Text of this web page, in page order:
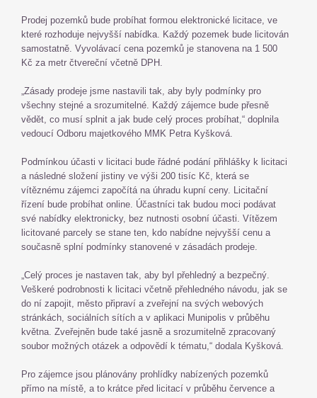
Prodej pozemků bude probíhat formou elektronické licitace, ve
které rozhoduje nejvyšší nabídka. Každý pozemek bude licitován
samostatně. Vyvolávací cena pozemků je stanovena na 1 500
Kč za metr čtvereční včetně DPH.
„Zásady prodeje jsme nastavili tak, aby byly podmínky pro
všechny stejné a srozumitelné. Každý zájemce bude přesně
vědět, co musí splnit a jak bude celý proces probíhat,“ doplnila
vedoucí Odboru majetkového MMK Petra Kyšková.
Podmínkou účasti v licitaci bude řádné podání přihlášky k licitaci
a následné složení jistiny ve výši 200 tisíc Kč, která se
vítěznému zájemci započítá na úhradu kupní ceny. Licitační
řízení bude probíhat online. Účastníci tak budou moci podávat
své nabídky elektronicky, bez nutnosti osobní účasti. Vítězem
licitované parcely se stane ten, kdo nabídne nejvyšší cenu a
současně splní podmínky stanovené v zásadách prodeje.
„Celý proces je nastaven tak, aby byl přehledný a bezpečný.
Veškeré podrobnosti k licitaci včetně přehledného návodu, jak se
do ní zapojit, město připraví a zveřejní na svých webových
stránkách, sociálních sítích a v aplikaci Munipolis v průběhu
května. Zveřejněn bude také jasně a srozumitelně zpracovaný
soubor možných otázek a odpovědí k tématu,“ dodala Kyšková.
Pro zájemce jsou plánovány prohlídky nabízených pozemků
přímo na místě, a to krátce před licitací v průběhu července a